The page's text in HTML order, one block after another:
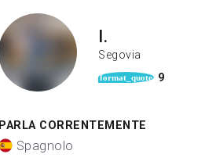
I.
Segovia
format_quote 9
PARLA CORRENTEMENTE
Spagnolo